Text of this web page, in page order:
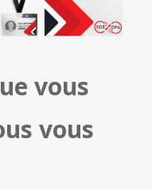
vous
vous